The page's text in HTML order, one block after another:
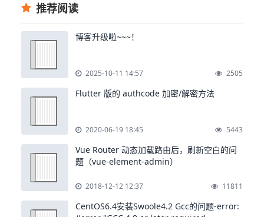
推荐阅读
博客升级啦~~~！
2025-10-11 14:57 2505
Flutter 版的 authcode 加密/解密方法
2020-06-19 18:45 5443
Vue Router 动态加载路由后，刷新空白的问
题（vue-element-admin）
2018-12-12 12:37 11811
CentOS6.4安装Swoole4.2 Gcc的问题-error: